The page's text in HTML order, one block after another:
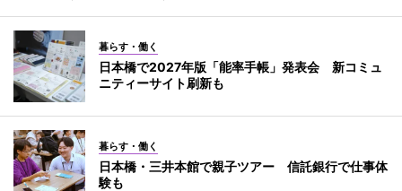
暮らす・働く
日本橋で2027年版「能率手帳」発表会 新コミュ
ニティーサイト刷新も
暮らす・働く
日本橋・三井本館で親子ツアー 信託銀行で仕事体
験も